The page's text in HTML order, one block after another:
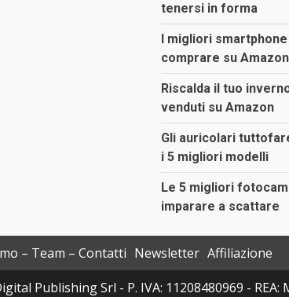
tenersi in forma
I migliori
comprare su Amazon
Riscalda il tuo
venduti su Amazon
Gli auricolari
i 5 migliori modelli
Le 5 migliori
imparare a scattare
– Team – Contatti Newsletter Affiliazione
Publishing Srl - P. IVA: 11208480969 - REA: